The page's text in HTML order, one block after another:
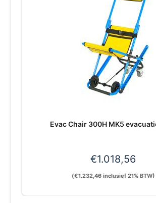
Evac Chair 300H MK5
€1.018,56
(€1.232,46inclusief 21% BTW)